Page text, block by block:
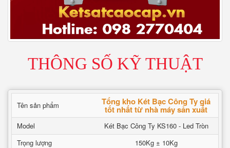
THÔNG SỐ KỸ THUẬT
Tên sản phẩm Tổng kho Két Bạc Công Ty giá
tốt nhất từ nhà máy sản xuất
Model
Két Bạc Công Ty KS160 - Led Tròn
Trọng lượng
150Kg ± 10Kg